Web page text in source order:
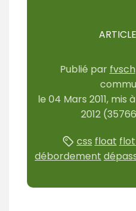
ARTICLE
Publié par fvsch
le 04 Mars 2011, mis
2012
css float
débordement